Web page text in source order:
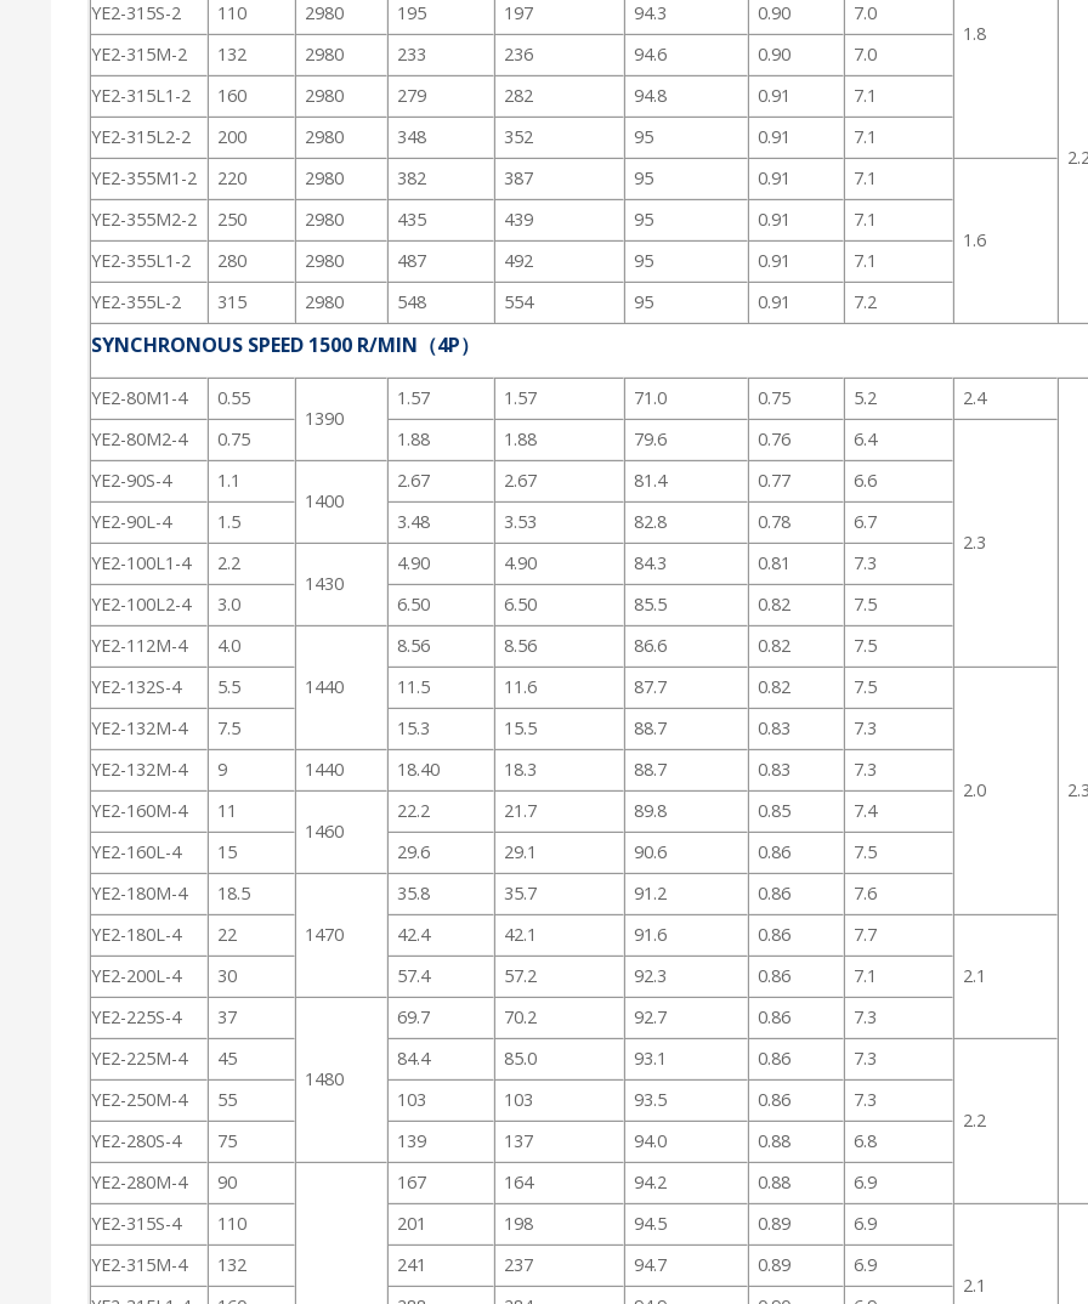
1.8
YE2-315S-2
110 2980 195 197 94.3 0.90 7.0
YE2-315M-2 132 2980 233 236 94.6 0.90
7.0
YE2-315L1-2
160 2980 279 282 94.8 0.91
7.1
YE2-315L2-2
200 2980 348 352 95 0.91
7.1
YE2-355M1-2
220 2980 382 387 95 0.91 7.1
1.6
YE2-355M2-2 250 2980 435 439 95 0.91
7.1
YE2-355L1-2
280 2980 487 492 95 0.91
7.1
YE2-355L-2
315 2980 548 554 95 0.91 7.2
SYNCHRONOUS SPEED 1500 R/MIN（4P）
YE2-80M1-4
0.55
1390
1.57 1.57 71.0 0.75 5.2 2.4
YE2-80M2-4 0.75 1.88 1.88 79.6 0.76 6.4
2.3
YE2-90S-4
1.1
1400
2.67 2.67 81.4 0.77
6.6
YE2-90L-4
1.5 3.48 3.53 82.8 0.78
6.7
YE2-100L1-4
2.2
1430
4.90 4.90 84.3 0.81
7.3
YE2-100L2-4
3.0 6.50 6.50 85.5 0.82
7.5
YE2-112M-4
4.0
1440
8.56 8.56 86.6 0.82
7.5
YE2-132S-4
5.5 11.5 11.6 87.7 0.82 7.5
2.0
YE2-132M-4 7.5 15.3 15.5 88.7 0.83
7.3
YE2-132M-4
9 1440 18.40 18.3 88.7 0.83
7.3
YE2-160M-4
11
1460
22.2 21.7 89.8 0.85
7.4
YE2-160L-4
15 29.6 29.1 90.6 0.86
7.5
YE2-180M-4
18.5
1470
35.8 35.7 91.2 0.86
7.6
YE2-180L-4
22 42.4 42.1 91.6 0.86
7.7
2.1
YE2-200L-4 30 57.4 57.2 92.3 0.86
7.1
YE2-225S-4
37
1480
69.7 70.2 92.7 0.86
7.3
YE2-225M-4
45 84.4 85.0 93.1 0.86 7.3
2.2
YE2-250M-4 55 103 103 93.5 0.86
7.3
YE2-280S-4
75 139 137 94.0 0.88
6.8
YE2-280M-4
90 167 164 94.2 0.88
6.9
YE2-315S-4
110 201 198 94.5 0.89 6.9
2.1
YE2-315M-4 132 241 237 94.7 0.89
6.9